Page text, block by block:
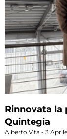
Rinnovata la
Quintegia
Alberto Vita 3